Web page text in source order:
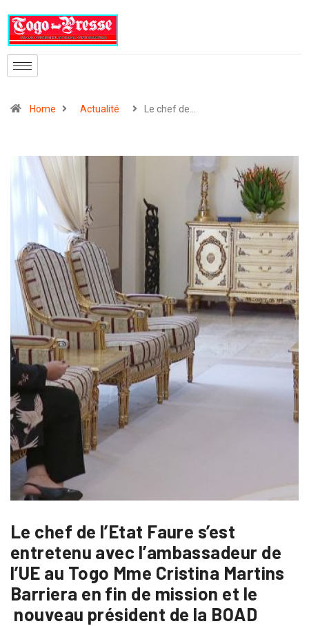
Home Actualité Le chef de…
Le chef de l’Etat Faure s’est
entretenu avec l’ambassadeur de
l’UE au Togo Mme Cristina Martins
Barriera en fin de mission et le
nouveau président de la BOAD